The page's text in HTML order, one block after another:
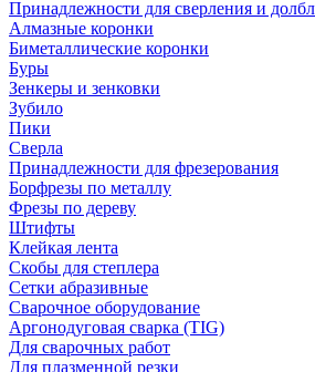
Принадлежности для сверления и
Алмазные коронки
Биметаллические коронки
Буры
Зенкеры и зенковки
Зубило
Пики
Сверла
Принадлежности для фрезерования
Борфрезы по металлу
Фрезы по дереву
Штифты
Клейкая лента
Скобы для степлера
Сетки абразивные
Сварочное оборудование
Аргонодуговая сварка (TIG)
Для сварочных работ
Для плазменной резки